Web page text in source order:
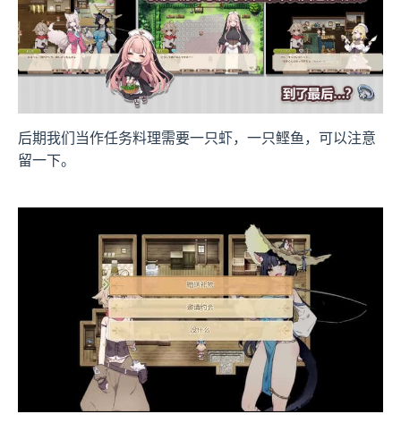
后期我们当作任务料理需要一只虾，一只鲣鱼，可以注意
留一下。